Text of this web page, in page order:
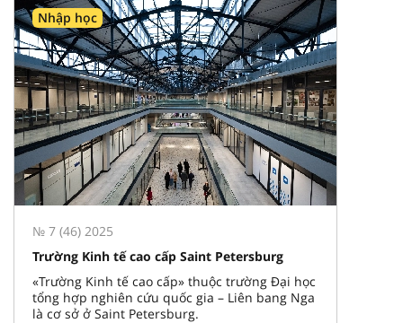
Nhập học
№ 7 (46) 2025
Trường Kinh tế cao cấp Saint Petersburg
«Trường Kinh tế cao cấp» thuộc trường Đại học
tổng hợp nghiên cứu quốc gia – Liên bang Nga
là cơ sở ở Saint Petersburg.